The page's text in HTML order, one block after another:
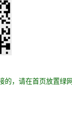
的，请在首页放置绿